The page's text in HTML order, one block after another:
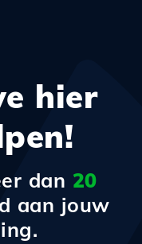
hier
dan 20
aan jouw